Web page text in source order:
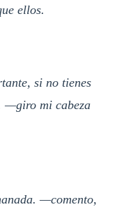
ellos.
si no tienes
—giro mi cabeza
—comento,